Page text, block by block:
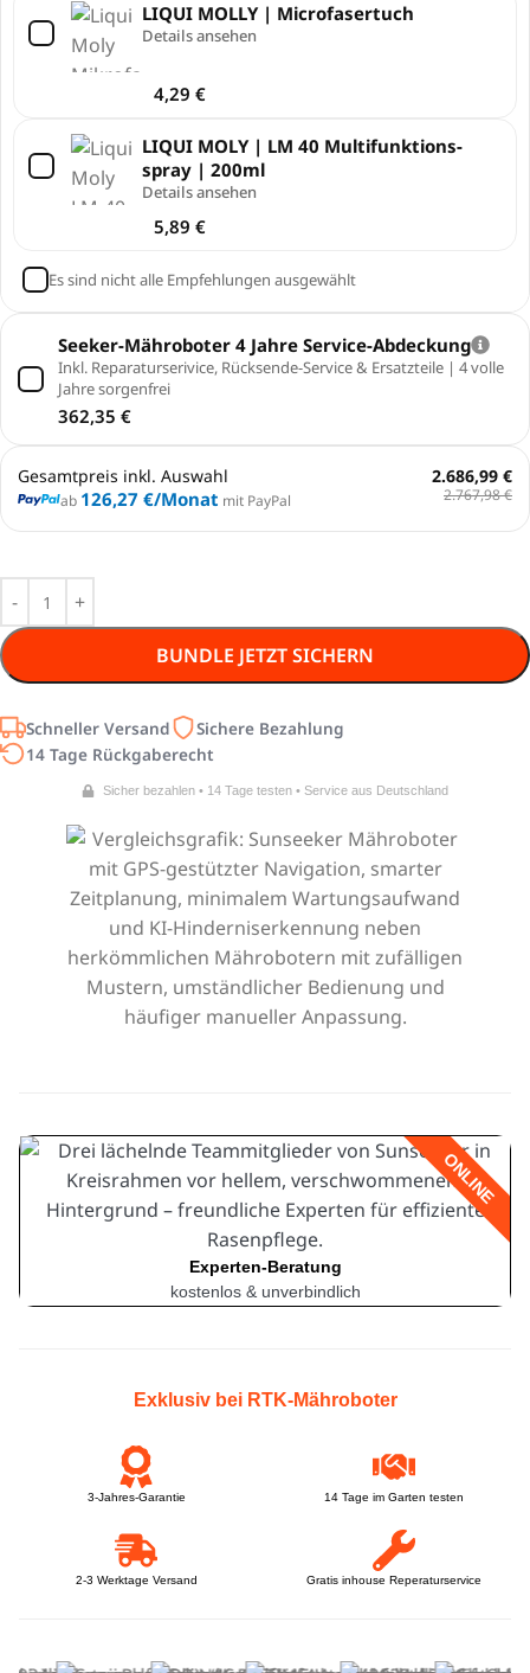
LIQUI MOLLY | Microfasertuch
Details ansehen
4,29 €
LIQUI MOLY | LM 40 Multi­funk­ti­ons­
spray | 200ml
Details ansehen
5,89 €
Es sind nicht alle Empfehlungen ausgewählt
Seeker-Mähroboter 4 Jahre Service-Abdeckung
Inkl. Reparaturserivice, Rücksende-Service & Ersatzteile | 4 volle
Jahre sorgenfrei
362,35 €
Gesamtpreis inkl. Auswahl
ab 126,27 €/Monat mit PayPal
2.686,99 €
2.767,98 €
BUNDLE JETZT SICHERN
Schneller Versand
Sichere Bezahlung
14 Tage Rückgaberecht
Sicher bezahlen • 14 Tage testen • Service aus Deutschland
Experten-Beratung
kostenlos & unverbindlich
ONLINE
Exklusiv bei RTK-Mähroboter
3-Jahres-Garantie
2-3 Werktage Versand
14 Tage im Garten testen
Gratis inhouse Reperaturservice